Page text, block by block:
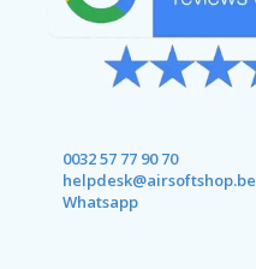
0032 57 77 90 70
helpdesk@airsoftshop.be
Whatsapp